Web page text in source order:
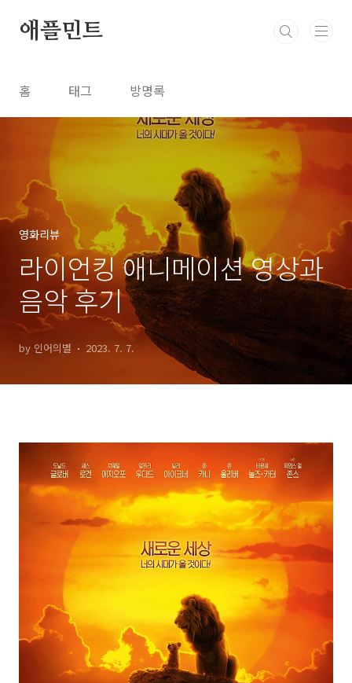
애플민트
홈 태그 방명록
영화리뷰
라이언킹 애니메이션 영상과
음악 후기
by 인어의별 2023. 7. 7.